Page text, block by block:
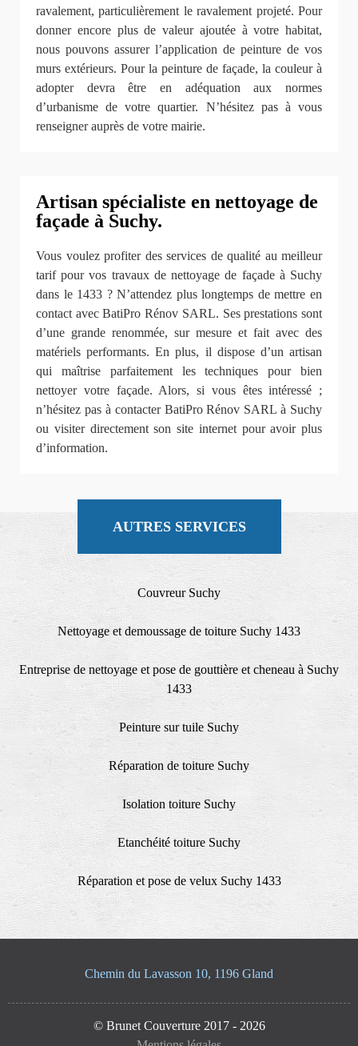
ravalement, particulièrement le ravalement projeté. Pour
donner encore plus de valeur ajoutée à votre habitat,
nous pouvons assurer l’application de peinture de vos
murs extérieurs. Pour la peinture de façade, la couleur à
adopter devra être en adéquation aux normes
d’urbanisme de votre quartier. N’hésitez pas à vous
renseigner auprès de votre mairie.
Artisan spécialiste en nettoyage de
façade à Suchy.
Vous voulez profiter des services de qualité au meilleur
tarif pour vos travaux de nettoyage de façade à Suchy
dans le 1433 ? N’attendez plus longtemps de mettre en
contact avec BatiPro Rénov SARL. Ses prestations sont
d’une grande renommée, sur mesure et fait avec des
matériels performants. En plus, il dispose d’un artisan
qui maîtrise parfaitement les techniques pour bien
nettoyer votre façade. Alors, si vous êtes intéressé ;
n’hésitez pas à contacter BatiPro Rénov SARL à Suchy
ou visiter directement son site internet pour avoir plus
d’information.
AUTRES SERVICES
Couvreur Suchy
Nettoyage et demoussage de toiture Suchy 1433
Entreprise de nettoyage et pose de gouttière et cheneau à Suchy
1433
Peinture sur tuile Suchy
Réparation de toiture Suchy
Isolation toiture Suchy
Etanchéité toiture Suchy
Réparation et pose de velux Suchy 1433
Chemin du Lavasson 10, 1196 Gland
© Brunet Couverture 2017 - 2026